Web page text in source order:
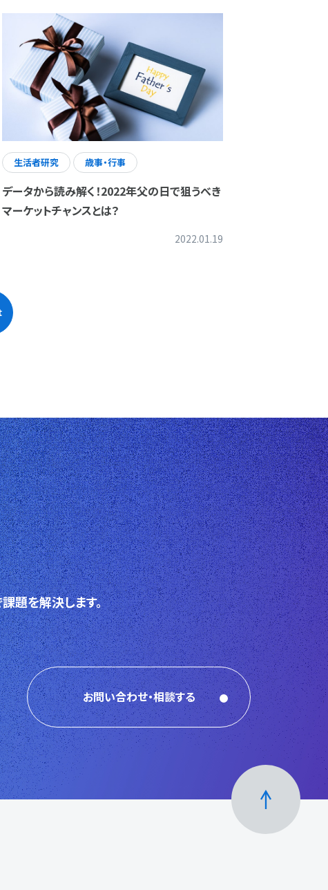
生活者研究 歳事・行事
データから読み解く！2022年父の日で狙うべき
マーケットチャンスとは？
2022.01.19
題を解決します。
お問い合わせ・相談する